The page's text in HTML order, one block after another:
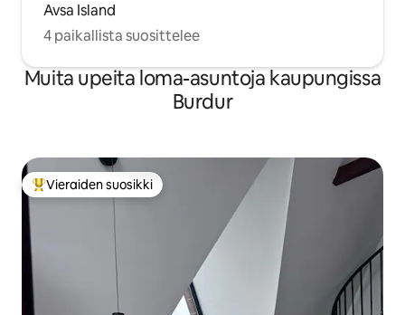
Avsa Island
4 paikallista suosittelee
Muita upeita loma-asuntoja kaupungissa
Burdur
Vieraiden suosikkien parhaimmistoa
Vieraiden suosikki